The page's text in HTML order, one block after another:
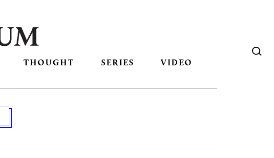
THOUGHT SERIES VIDEO